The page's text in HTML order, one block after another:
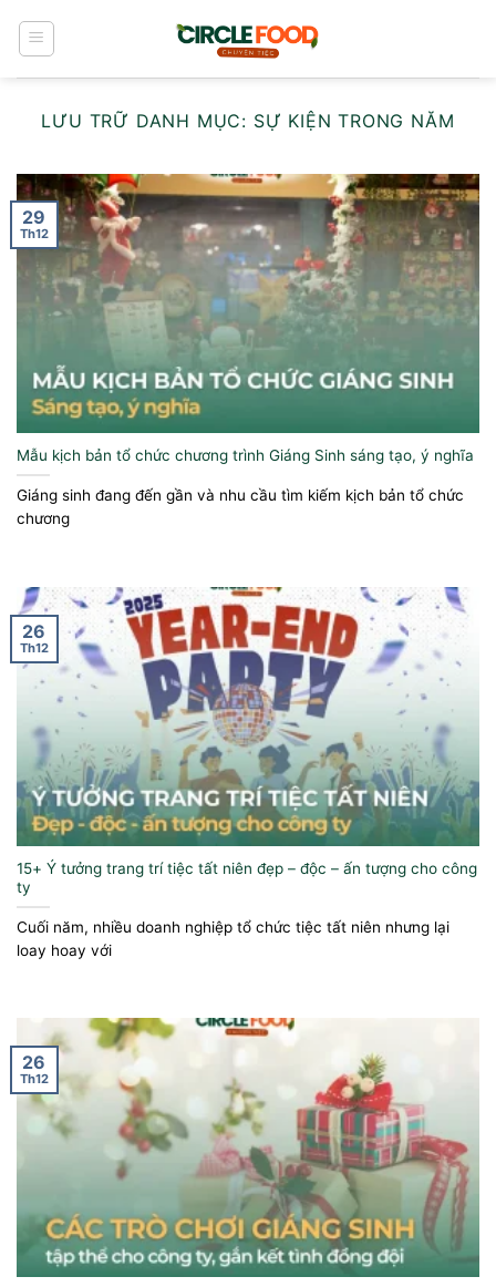
qua
LƯU TRỮ DANH MỤC: SỰ KIỆN TRONG NĂM
Mẫu kịch bản tổ chức chương trình Giáng Sinh sáng tạo, ý nghĩa
Giáng sinh đang đến gần và nhu cầu tìm kiếm kịch bản tổ chức
chương
29
Th12
15+ Ý tưởng trang trí tiệc tất niên đẹp – độc – ấn tượng cho công
ty
Cuối năm, nhiều doanh nghiệp tổ chức tiệc tất niên nhưng lại
loay hoay với
26
Th12
26
Th12